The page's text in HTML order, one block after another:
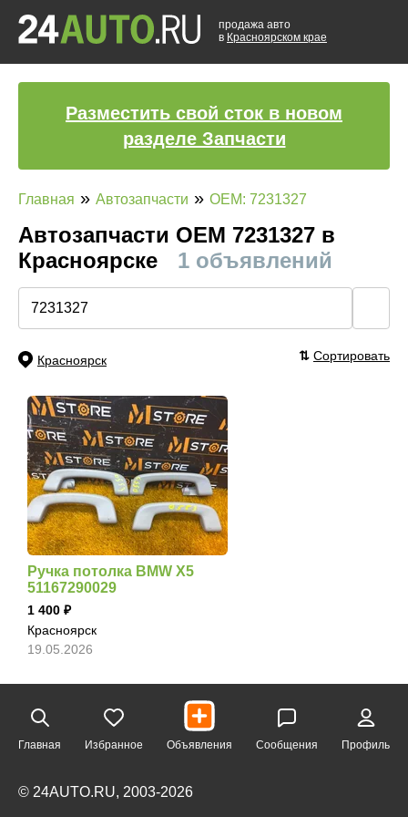
продажа авто
в Красноярском крае
Разместить свой сток в новом
разделе Запчасти
Главная » Автозапчасти » OEM: 7231327
Автозапчасти ОЕМ 7231327 в
Красноярске
1 объявлений
Красноярск ⇅ Сортировать
Ручка потолка BMW X5
51167290029
1 400
Красноярск
19.05.2026
Главная Избранное Объявления Сообщения Профиль
© 24AUTO.RU, 2003-2026